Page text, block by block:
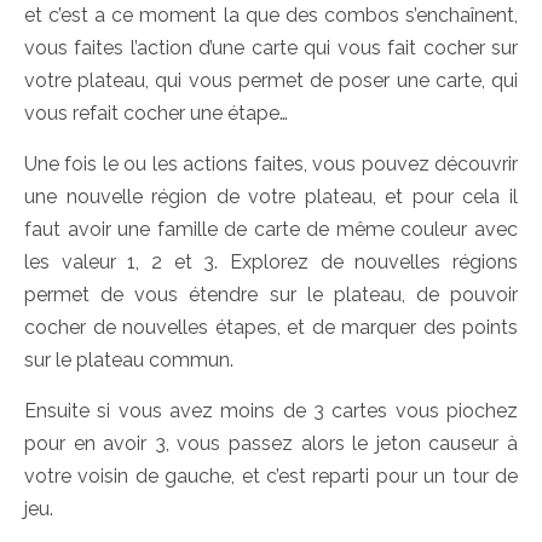
et c’est a ce moment la que des combos s’enchaînent,
vous faites l’action d’une carte qui vous fait cocher sur
votre plateau, qui vous permet de poser une carte, qui
vous refait cocher une étape…
Une fois le ou les actions faites, vous pouvez découvrir
une nouvelle région de votre plateau, et pour cela il
faut avoir une famille de carte de même couleur avec
les valeur 1, 2 et 3. Explorez de nouvelles régions
permet de vous étendre sur le plateau, de pouvoir
cocher de nouvelles étapes, et de marquer des points
sur le plateau commun.
Ensuite si vous avez moins de 3 cartes vous piochez
pour en avoir 3, vous passez alors le jeton causeur à
votre voisin de gauche, et c’est reparti pour un tour de
jeu.